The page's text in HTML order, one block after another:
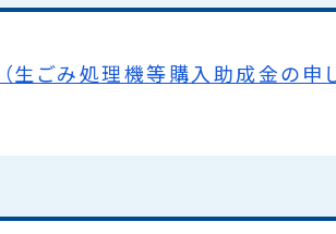
生ごみ処理機等購入助成金の申